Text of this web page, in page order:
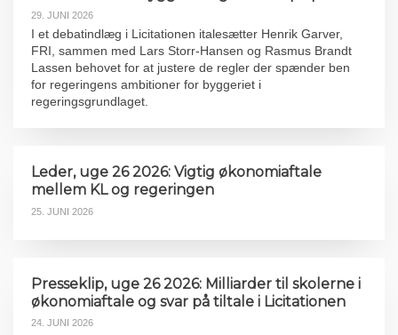
29. JUNI 2026
I et debatindlæg i Licitationen italesætter Henrik Garver,
FRI, sammen med Lars Storr-Hansen og Rasmus Brandt
Lassen behovet for at justere de regler der spænder ben
for regeringens ambitioner for byggeriet i
regeringsgrundlaget.
Leder, uge 26 2026: Vigtig økonomiaftale
mellem KL og regeringen
25. JUNI 2026
Presseklip, uge 26 2026: Milliarder til skolerne i
økonomiaftale og svar på tiltale i Licitationen
24. JUNI 2026